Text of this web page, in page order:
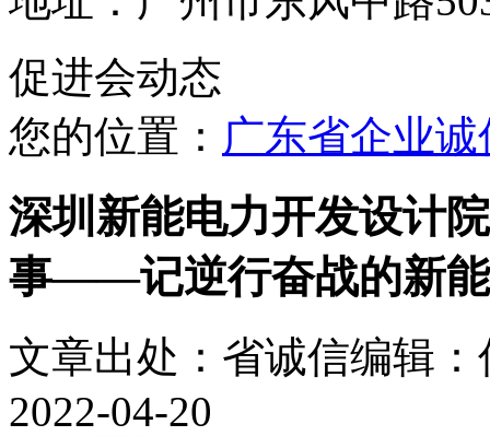
促进会动态
您的位置： 广东省企业
深圳新能电力开发设计
事——记逆行奋战的新
文章出处：省诚信编辑：
2022-04-20